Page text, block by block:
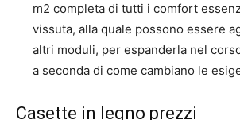
m2 completa di tutti i comfort
vissuta, alla quale possono essere
altri moduli, per espanderla nel
a seconda di come cambiano le
Casette in legno prezzi